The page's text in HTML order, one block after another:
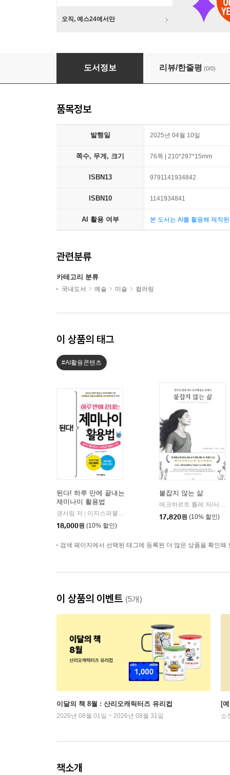
오직, 예스24에서만
세계 여행 랜드마크 컬러링북
도서정보 리뷰/한줄평 (0/0)
품목정보
발행일 2025년 04월 10일
쪽수, 무게, 크기 76쪽 | 210*297*15mm
ISBN13 9791141934842
ISBN10 1141934841
AI 활용 여부 본 도서는 AI를 활용해 제작
관련분류
카테고리 분류
국내도서 예술 미술 컬러링
이 상품의 태그
#AI활용콘텐츠
된다! 하루 만에 끝내는
제미나이 활용법
권서림 저
이지스퍼블리싱
18,000원 (10% 할인)
붙잡지 않는 삶
에크하르트 톨레 저/서진 편/루카 역
17,820원 (10% 할인)
검색 페이지에서 선택된 태그에 등록된 더 많은 상품을 확인해
이 상품의 이벤트 (5개)
이달의 책 8월 : 산리오캐릭터즈 유리컵
2026년 08월 01일 ~ 2026년 08월 31일
[
소
책소개